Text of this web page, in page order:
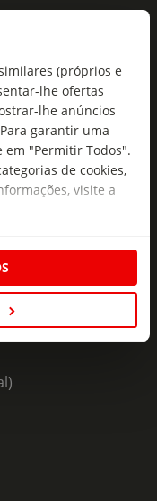
(próprios e
lhe ofertas
lhe anúncios
garantir uma
"Permitir Todos".
de cookies,
visite a
Subscrever